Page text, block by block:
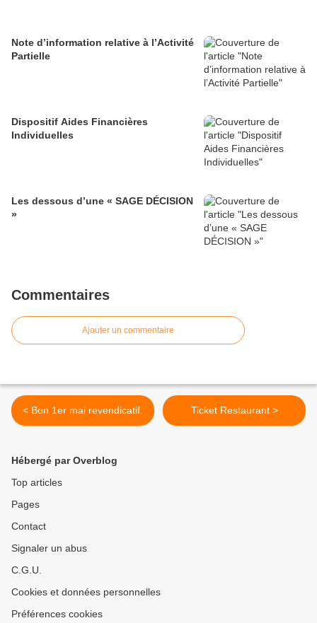
Note d’information relative à l’Activité
Partielle
Dispositif Aides Financières
Individuelles
Les dessous d’une « SAGE DÉCISION
»
Commentaires
Ajouter un commentaire
< Bon 1er mai revendicatif. Ticket Restaurant >
Hébergé par Overblog
Top articles
Pages
Contact
Signaler un abus
C.G.U.
Cookies et données personnelles
Préférences cookies